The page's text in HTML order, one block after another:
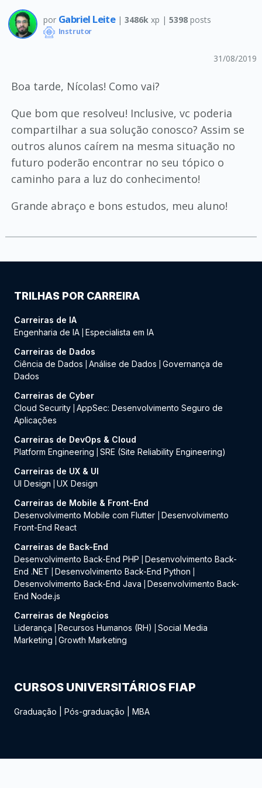
por Gabriel Leite | 3486k xp | 5398posts
Instrutor
31/08/2019
Boa tarde, Nícolas! Como vai?
Que bom que resolveu! Inclusive, vc poderia
compartilhar a sua solução conosco? Assim se
outros alunos caírem na mesma situação no
futuro poderão encontrar no seu tópico o
caminho para a luz do conhecimento!
Grande abraço e bons estudos, meu aluno!
TRILHAS POR CARREIRA
Carreiras de IA
Engenharia de IA Especialista em IA
Carreiras de Dados
Ciência de Dados
Análise de Dados
Governança de
Dados
Carreiras de Cyber
Cloud Security AppSec: Desenvolvimento Seguro de
Aplicações
Carreiras de DevOps & Cloud
Platform Engineering
SRE (Site Reliability Engineering)
Carreiras de UX & UI
UI Design
UX Design
Carreiras de Mobile & Front-End
Desenvolvimento Mobile com Flutter
Desenvolvimento
Front-End React
Carreiras de Back-End
Desenvolvimento Back-End PHP
Desenvolvimento Back-
End .NET
Desenvolvimento Back-End Python
Desenvolvimento Back-End Java
Desenvolvimento Back-
End Node.js
Carreiras de Negócios
Liderança
Recursos Humanos (RH)
Social Media
Marketing
Growth Marketing
CURSOS UNIVERSITÁRIOS FIAP
Graduação Pós-graduação MBA